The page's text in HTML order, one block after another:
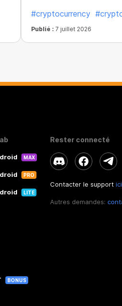
résultat.
#cryptocurrency
Publié : 7 juillet 2026
MAX
PRO
LITE
BONUS
Rester connecté
Contacter le support ici
Autres demandes: